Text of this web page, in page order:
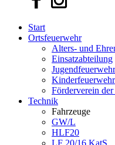
Start
Ortsfeuerwehr
Alters- und
Einsatzabteilung
Jugendfeuerwehr
Kinderfeuerwehr
Förderverein
Technik
Fahrzeuge
GW/L
HLF20
LF 20/16 KatS